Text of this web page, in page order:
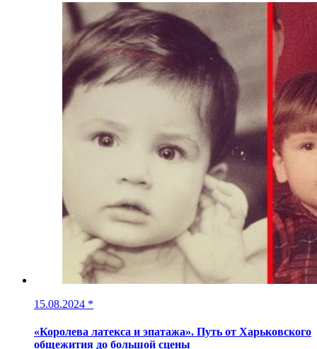
15.08.2024 *
«Королева латекса и эпатажа». Путь от Харьковского
общежития до большой сцены